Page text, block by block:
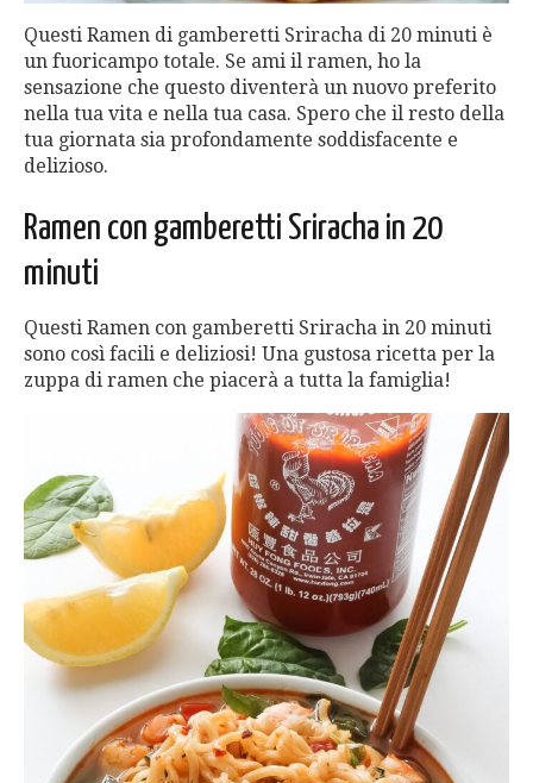
Questi Ramen di gamberetti Sriracha di 20 minuti è
un fuoricampo totale. Se ami il ramen, ho la
sensazione che questo diventerà un nuovo preferito
nella tua vita e nella tua casa. Spero che il resto della
tua giornata sia profondamente soddisfacente e
delizioso.
Ramen con gamberetti Sriracha in 20
minuti
Questi Ramen con gamberetti Sriracha in 20 minuti
sono così facili e deliziosi! Una gustosa ricetta per la
zuppa di ramen che piacerà a tutta la famiglia!